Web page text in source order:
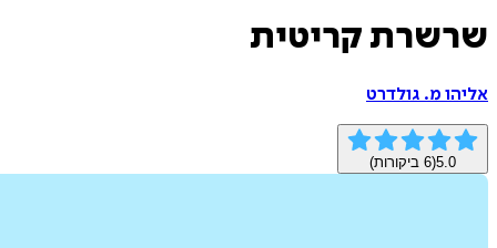
שרשרת קריטית
אליהו מ. גולדרט
5.0
(
6 ביקורות)